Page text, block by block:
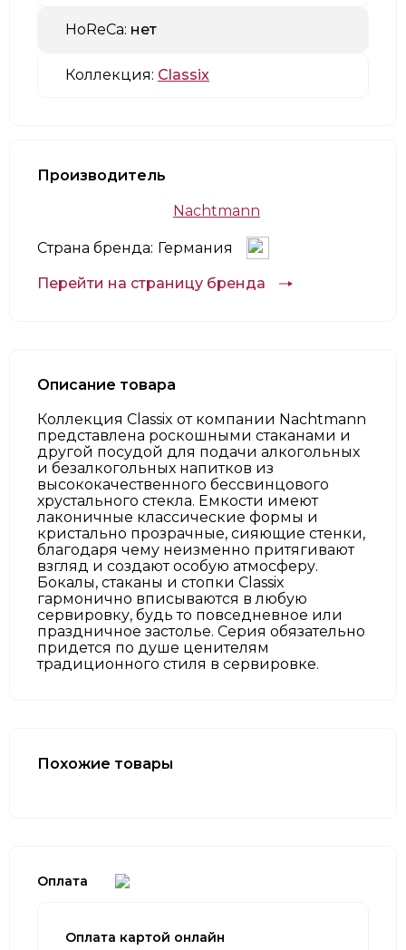
HoReCa: нет
Коллекция: Classix
Производитель
Nachtmann
Страна бренда: Германия
Перейти на страницу бренда
Описание товара
Коллекция Classix от компании Nachtmann
представлена роскошными стаканами и
другой посудой для подачи алкогольных
и безалкогольных напитков из
высококачественного бессвинцового
хрустального стекла. Емкости имеют
лаконичные классические формы и
кристально прозрачные, сияющие стенки,
благодаря чему неизменно притягивают
взгляд и создают особую атмосферу.
Бокалы, стаканы и стопки Classix
гармонично вписываются в любую
сервировку, будь то повседневное или
праздничное застолье. Серия обязательно
придется по душе ценителям
традиционного стиля в сервировке.
Похожие товары
Оплата
Оплата картой онлайн